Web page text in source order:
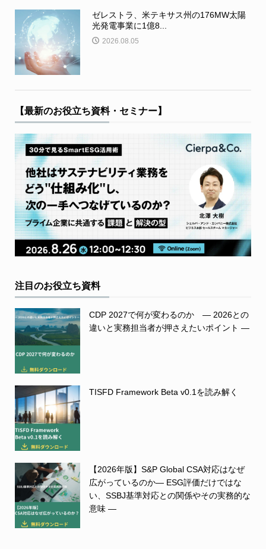
ゼレストラ、米テキサス州の176MW太陽
光発電事業に1億8...
2026.08.05
【最新のお役立ち資料・セミナー】
注目のお役立ち資料
CDP 2027で何が変わるのか ― 2026との
違いと実務担当者が押さえたいポイント ―
TISFD Framework Beta v0.1を読み解く
【2026年版】S&P Global CSA対応はなぜ
広がっているのか― ESG評価だけではな
い、SSBJ基準対応との関係やその実務的な
意味 ―